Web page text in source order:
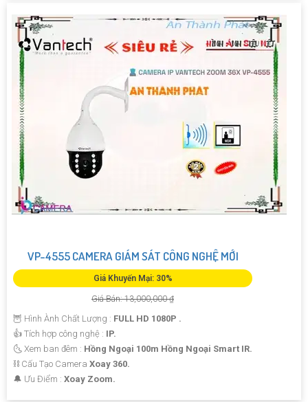
VP-4555 CAMERA GIÁM SÁT CÔNG NGHỆ MỚI
Giá Khuyến Mại: 30%
Giá Bán: 13,000,000 ₫
🦉 Hình Ành Chất Lượng : FULL HD 1080P .
👍 Tích hợp công nghệ : IP.
🌜 Xem ban đêm : Hồng Ngoại 100m Hồng Ngoại Smart IR.
⛓ Cấu Tạo Camera Xoay 360.
️🔔 Ưu Điểm : Xoay Zoom.